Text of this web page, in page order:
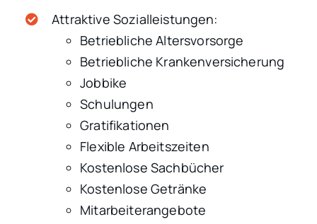
Attraktive Sozialleistungen:
Betriebliche Altersvorsorge
Betriebliche Krankenversicherung
Jobbike
Schulungen
Gratifikationen
Flexible Arbeitszeiten
Kostenlose Sachbücher
Kostenlose Getränke
Mitarbeiterangebote